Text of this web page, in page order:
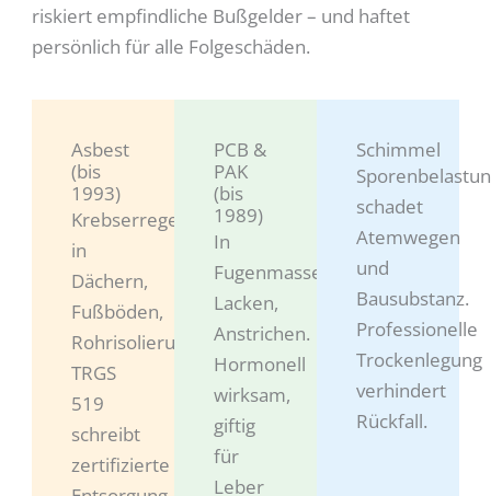
riskiert empfindliche Bußgelder – und haftet
persönlich für alle Folgeschäden.
Asbest
(bis
1993)
Krebserregend,
in
Dächern,
Fußböden,
Rohrisolierungen.
TRGS
519
schreibt
zertifizierte
PCB &
PAK
(bis
1989)
In
Fugenmassen,
Lacken,
Anstrichen.
Hormonell
wirksam,
giftig
für
Leber
Schimmel
schadet
Atemwegen
und
Bausubstanz.
Professionelle
Trockenlegung
verhindert
Rückfall.